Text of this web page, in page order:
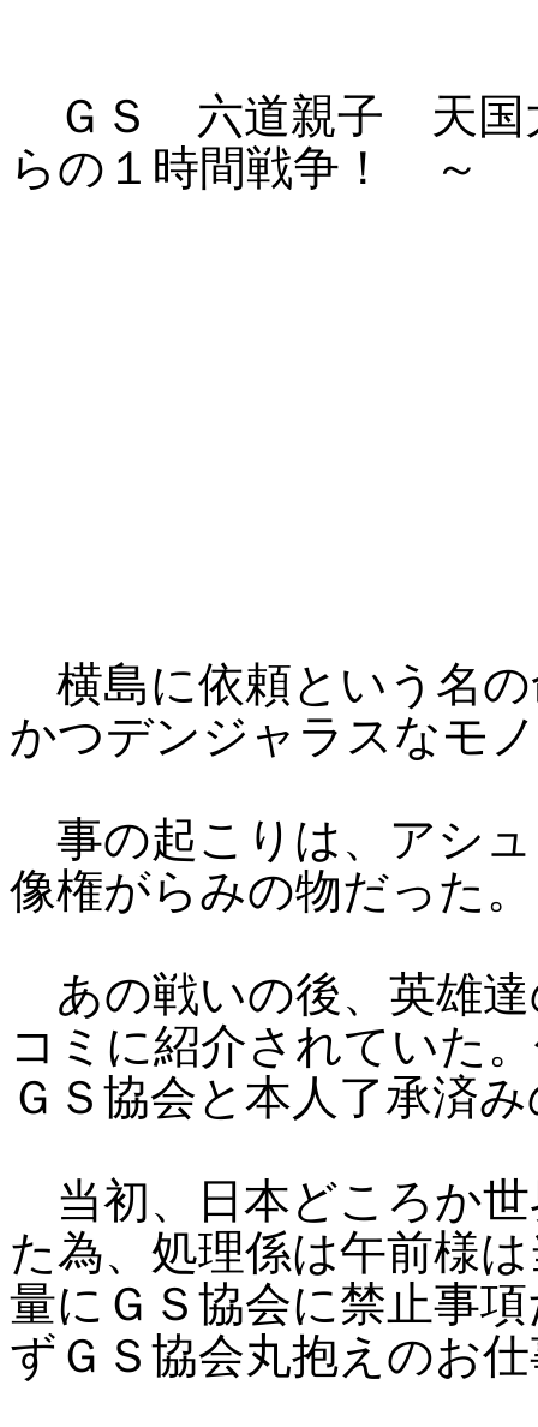
ＧＳ 六道親子 天
らの１時間戦争！ ～
横島に依頼という名
かつデンジャラスなモ
事の起こりは、アシ
像権がらみの物だった。
あの戦いの後、英雄
コミに紹介されていた
ＧＳ協会と本人了承済
当初、日本どころか
た為、処理係は午前様
量にＧＳ協会に禁止事
ずＧＳ協会丸抱えのお